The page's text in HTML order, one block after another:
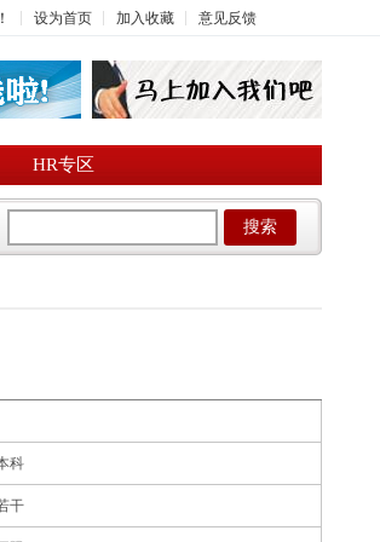
设为首页 加入收藏 意见反馈
HR专区
搜索
科
干